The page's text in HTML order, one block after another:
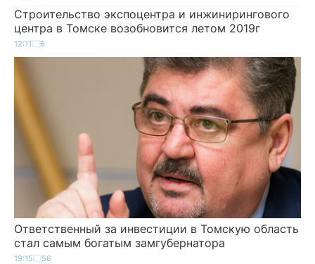
Строительство экспоцентра и инжинирингового
центра в Томске возобновится летом 2019г
12:11 6
Ответственный за инвестиции в Томскую область
стал самым богатым замгубернатора
19:15 56